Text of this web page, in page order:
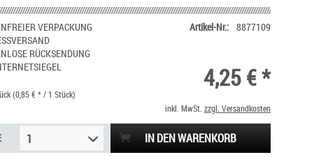
VERPACKUNG
RÜCKSENDUNG
Artikel-Nr.: 8877109
4,25 € *
(0,85 € * / 1 Stück)
inkl. MwSt. zzgl. Versandkosten
1 IN DEN WARENKORB